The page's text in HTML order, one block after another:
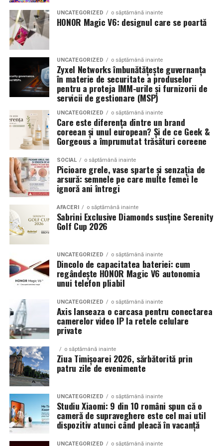
combinând experiența organizatorică cu capacitatea de
a transforma fiecare eveniment într-o amintire
deosebită pentru participanți.
echilibrat, in timp ce o alegere gresita poate strica
proportiile, chiar daca restul masinii este bine realizat.
Anvelopele ca element vizual la show-uri auto
La evenimentele auto din Cluj, anvelopele nu sunt doar
componente functionale, ci si elemente vizuale. Publicul
si fotografii surprind adesea detalii precum modul in
care roata umple aripa, distanta fata de caroserie si
aspectul general al ansamblului roata-janta.
Anvelopele curate, cu dimensiuni corecte si uzura
uniforma, contribuie la imaginea profesionala a unei
masini de show. In multe cazuri, acestea completeaza
jantele si intaresc conceptul ales de proprietar, fie ca
vorbim despre un stil elegant, sportiv sau minimalist.
Echilibrul dintre estetica si utilizare reala
Un aspect specific evenimentelor auto din Cluj este
prezenta multor masini care nu sunt doar proiecte de
show, ci si vehicule utilizate zilnic. Proprietarii acestora
cauta solutii care sa le permita sa participe la
evenimente fara a sacrifica complet confortul sau
siguranta pe drumurile publice.
In acest context, anvelopele alese trebuie sa ofere un
echilibru intre aspect si functionalitate. Multi pasionati
opteaza pentru anvelope care arata bine la show, dar
care pot fi folosite si in conditii reale de trafic,
indiferent de vreme sau sezon.
De ce conteaza tipul de anvelopa la evenimentele din
Cluj
Clujul este un oras in care vremea poate fi imprevizibila,
iar drumurile din imprejurimi includ atat zone urbane,
cat si trasee montane sau colinare. O masina pregatita
UNCATEGORIZED o săptămână inainte
HONOR Magic V6: designul care se poartă
UNCATEGORIZED o săptămână inainte
Zyxel Networks îmbunătățește guvernanța
în materie de securitate a produselor
pentru a proteja IMM-urile și furnizorii de
servicii de gestionare (MSP)
UNCATEGORIZED o săptămână inainte
Care este diferența dintre un brand
coreean și unul european? Și de ce Geek &
Gorgeous a împrumutat trăsături coreene
SOCIAL o săptămână inainte
Picioare grele, vase sparte și senzația de
arsură: semnele pe care multe femei le
ignoră ani întregi
AFACERI o săptămână inainte
Sabrini Exclusive Diamonds susține Serenity
Golf Cup 2026
UNCATEGORIZED o săptămână inainte
Dincolo de capacitatea bateriei: cum
regândește HONOR Magic V6 autonomia
unui telefon pliabil
UNCATEGORIZED o săptămână inainte
Axis lanseaza o carcasa pentru conectarea
camerelor video IP la retele celulare
private
o săptămână inainte
Ziua Timișoarei 2026, sărbătorită prin
patru zile de evenimente
UNCATEGORIZED o săptămână inainte
Studiu Xiaomi: 9 din 10 români spun că o
cameră de supraveghere este cel mai util
dispozitiv atunci când pleacă în vacanță
UNCATEGORIZED o săptămână inainte